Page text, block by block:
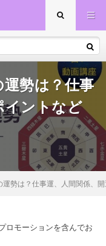
勢は？仕事
イントなど
勢は？仕事運、人間関係、
ロモーションを含んでお